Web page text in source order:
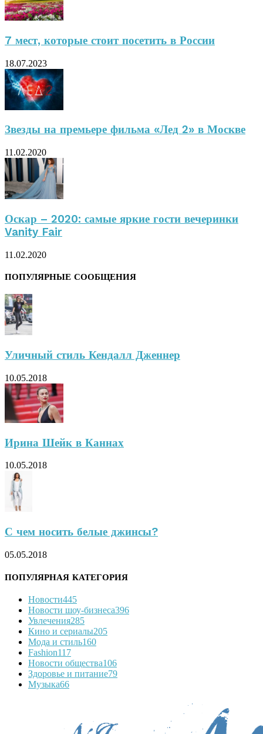
7 мест, которые стоит посетить в России
18.07.2023
Звезды на премьере фильма «Лед 2» в Москве
11.02.2020
Оскар – 2020: самые яркие гости вечеринки
Vanity Fair
11.02.2020
ПОПУЛЯРНЫЕ СООБЩЕНИЯ
Уличный стиль Кендалл Дженнер
10.05.2018
Ирина Шейк в Каннах
10.05.2018
С чем носить белые джинсы?
05.05.2018
ПОПУЛЯРНАЯ КАТЕГОРИЯ
Новости445
Новости шоу-бизнеса396
Увлечения285
Кино и сериалы205
Мода и стиль160
Fashion117
Новости общества106
Здоровье и питание79
Музыка66